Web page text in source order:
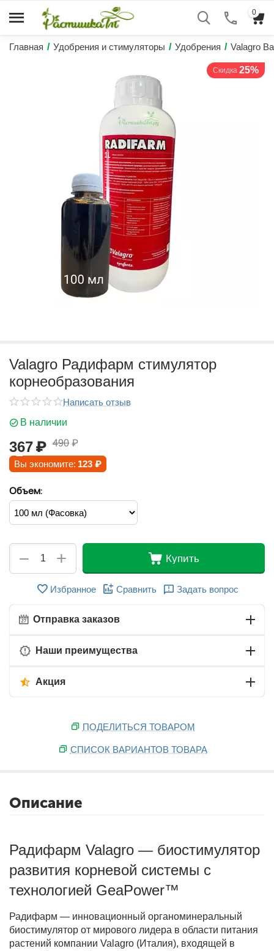
0
Главная / Удобрения и стимуляторы / Удобрения / Valagrо
Скидка 25%
Valagro Радифарм стимулятор
корнеобразования
Написать отзыв
В наличии
367₽ 490 ₽
Вы экономите: 123 ₽
Объем:
+
− Купить
Избранное Сравнить Задать вопрос
Отправка заказов
Наши преимущества
Акция
ПОДЕЛИТЬСЯ ТОВАРОМ
СПИСОК ВАРИАНТОВ ТОВАРА
Описание
Радифарм Valagro — биостимулятор
развития корневой системы с
технологией GeaPower™
Радифарм — инновационный органоминеральный
биостимулятор от мирового лидера в области питания
растений компании Valagro (Италия), входящей в